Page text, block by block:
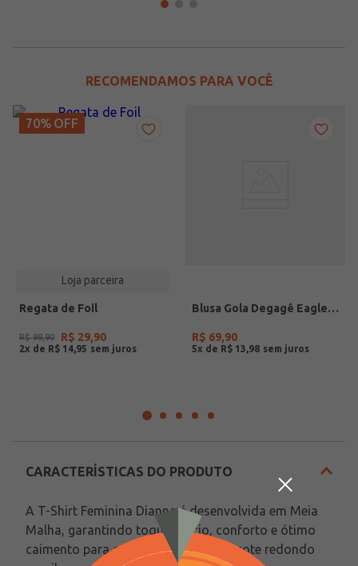
RECOMENDAMOS PARA VOCÊ
70% OFF
Loja parceira
Regata de Foil
R$ 99,90 R$ 29,90
2x de R$ 14 95
Blusa Gola Degagê Eagle Rock Feminina PRETO
R$ 69,90
5x de R$ 13 98
CARACTERÍSTICAS DO PRODUTO
A T-Shirt Feminina Dianna é desenvolvida em Meia
Malha, garantindo toque macio, conforto e ótimo
caimento para o dia a dia. Possui decote redondo